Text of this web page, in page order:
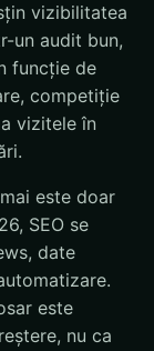
vizibilitatea
un audit bun,
funcție de
competiție
vizitele în
este doar
SEO se
date
este
nu ca